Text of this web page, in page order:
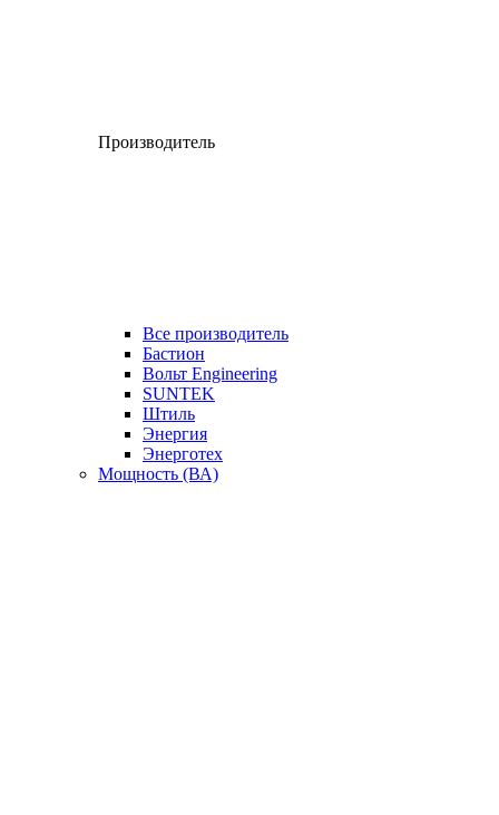
Производитель
Все производитель
Бастион
Вольт Engineering
SUNTEK
Штиль
Энергия
Энерготех
Мощность (ВА)